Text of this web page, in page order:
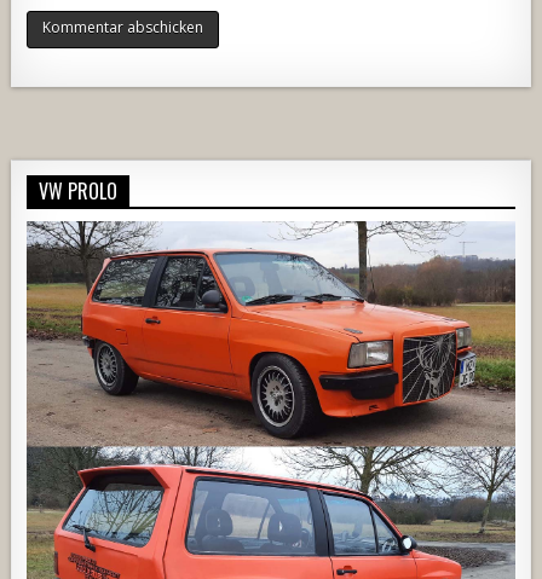
VW PROLO